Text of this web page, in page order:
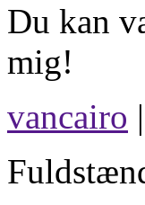
Du kan
mig!
vancairo